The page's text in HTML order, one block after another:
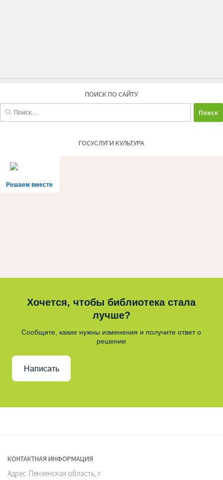
ПОИСК ПО САЙТУ
ГОСУСЛУГИ КУЛЬТУРА
Решаем вместе
Хочется, чтобы библиотека стала
лучше?
Сообщите, какие нужны изменения и получите ответ о
решении
Написать
КОНТАКТНАЯ ИНФОРМАЦИЯ
Адрес: Пензенская область, г.